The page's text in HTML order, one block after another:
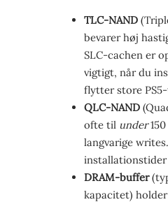
TLC-NAND
bevarer høj
SLC-cachen er
vigtigt, når du
flytter store
QLC-NAND
ofte til under
langvarige
DRAM-buffer
kapacitet)